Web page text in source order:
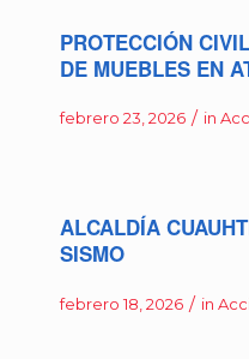
PROTECCIÓN
DE MUEBLES EN
febrero 23, 2026 / in
ALCALDÍA
SISMO
febrero 18, 2026 / in